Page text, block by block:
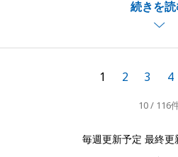
続きを読
ご対応いただき大変助かりま
今後も何かあれば、お気軽に
よろしくお願い申し上げます
閉じる
1 2 3 4
10 / 116
毎週更新予定 最終更